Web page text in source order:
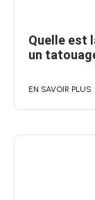
Quelle est
un
EN SAVOIR PLUS